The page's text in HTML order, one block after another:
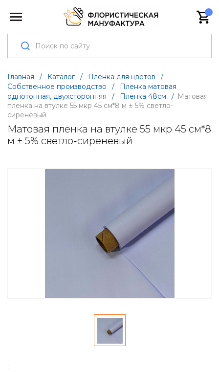
Главная / Каталог / Пленка для цветов
/
Собственное производство
/
Пленка матовая
однотонная, двухсторонняя
/ Пленка 48см / Матовая
пленка на втулке 55 мкр 45 см*8 м ± 5% светло-
сиреневый
Матовая пленка на втулке 55 мкр 45 см*8
м ± 5% светло-сиреневый
: